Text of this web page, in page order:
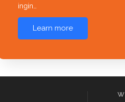
ingin…
Learn more